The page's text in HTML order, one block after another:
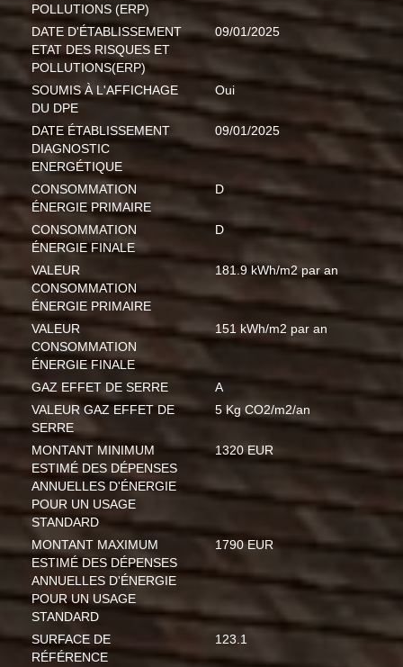
POLLUTIONS (ERP)
DATE D'ÉTABLISSEMENT
ETAT DES RISQUES ET
POLLUTIONS(ERP)
09/01/2025
SOUMIS À L'AFFICHAGE
DU DPE
Oui
DATE ÉTABLISSEMENT
DIAGNOSTIC
ENERGÉTIQUE
09/01/2025
CONSOMMATION
ÉNERGIE PRIMAIRE
D
CONSOMMATION
ÉNERGIE FINALE
D
VALEUR
CONSOMMATION
ÉNERGIE PRIMAIRE
181.9 kWh/m2 par an
VALEUR
CONSOMMATION
ÉNERGIE FINALE
151 kWh/m2 par an
GAZ EFFET DE SERRE
A
VALEUR GAZ EFFET DE
SERRE
5 Kg CO2/m2/an
MONTANT MINIMUM
ESTIMÉ DES DÉPENSES
ANNUELLES D'ÉNERGIE
POUR UN USAGE
STANDARD
1320 EUR
MONTANT MAXIMUM
ESTIMÉ DES DÉPENSES
ANNUELLES D'ÉNERGIE
POUR UN USAGE
STANDARD
1790 EUR
SURFACE DE
RÉFÉRENCE
123.1